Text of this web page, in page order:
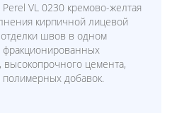
VL 0230 кремово-желтая
кирпичной лицевой
швов в одном
цемента,
добавок.